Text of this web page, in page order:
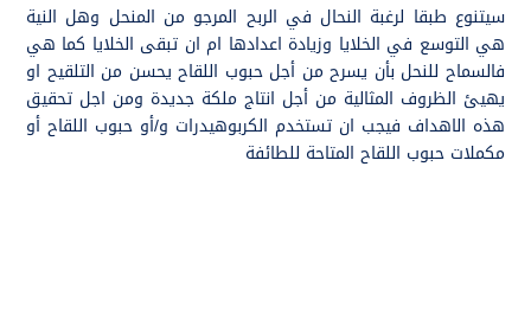
سيتنوع طبقا لرغبة النحال في الربح المرجو من المنحل وهل النية
هي التوسع في الخلايا وزيادة اعدادها ام ان تبقى الخلايا كما هي
فالسماح للنحل بأن يسرح من أجل حبوب اللقاح يحسن من التلقيح او
يهيئ الظروف المثالية من أجل انتاج ملكة جديدة ومن اجل تحقيق
هذه الاهداف فيجب ان تستخدم الكربوهيدرات و/أو حبوب اللقاح أو
مكملات حبوب اللقاح المتاحة للطائفة